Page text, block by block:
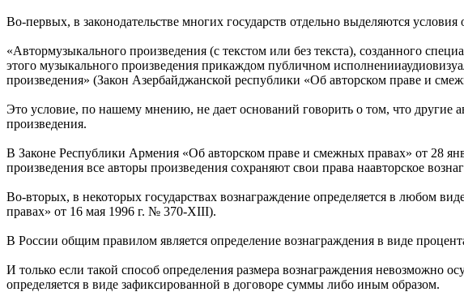
Во-первых, в законодательстве многих государств отдельно выделяются
«Автормузыкального произведения (с текстом или без текста), созданного
этого музыкального произведения прикаждом публичном
произведения» (Закон Азербайджанской республики «Об авторском праве и
Это условие, по нашему мнению, не дает оснований говорить о том, что другие
произведения.
В Законе Республики Армения «Об авторском праве и смежных правах» от 28
произведения все авторы произведения сохраняют свои права наавторское
Во-вторых, в некоторых государствах вознаграждение определяется в любом
правах» от 16 мая 1996 г. № 370-XIII).
В России общим правилом является определение вознаграждения в виде
И только если такой способ определения размера вознаграждения невозможно
определяется в виде зафиксированной в договоре суммы либо иным образом.